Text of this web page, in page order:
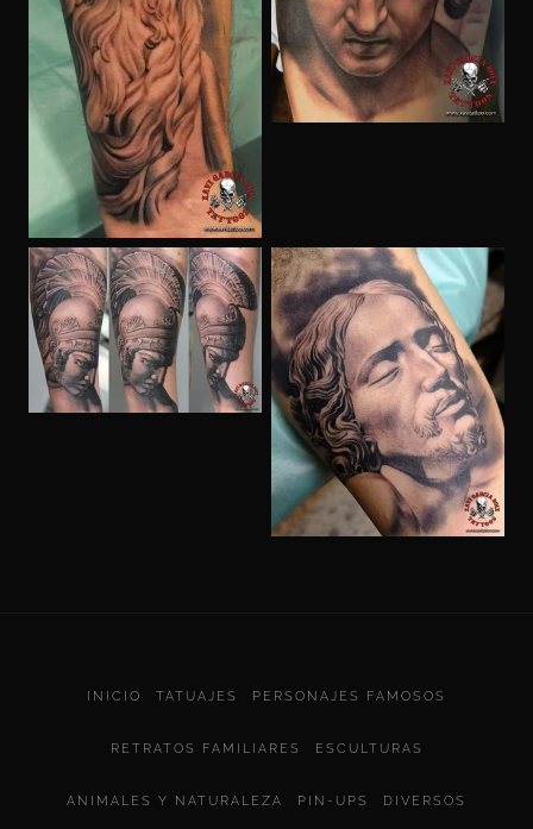
INICIO TATUAJES PERSONAJES FAMOSOS
RETRATOS FAMILIARES ESCULTURAS
ANIMALES Y NATURALEZA PIN-UPS DIVERSOS